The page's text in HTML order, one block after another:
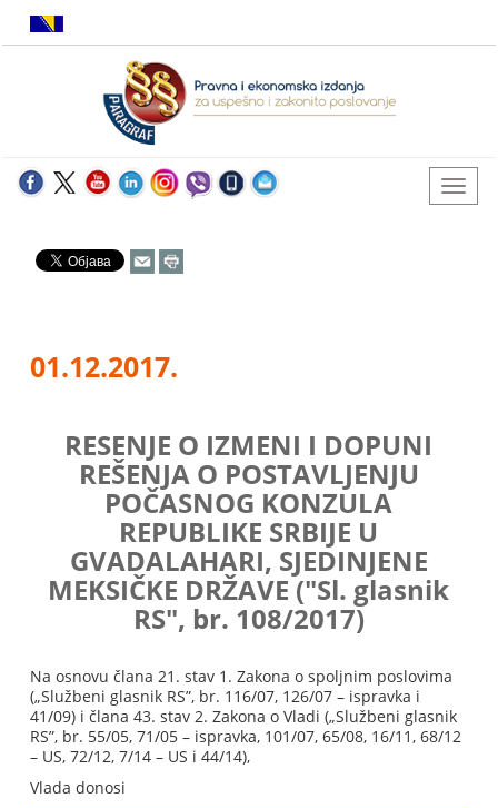
01.12.2017.
RESENJE O IZMENI I DOPUNI
REŠENJA O POSTAVLJENJU
POČASNOG KONZULA
REPUBLIKE SRBIJE U
GVADALAHARI, SJEDINJENE
MEKSIČKE DRŽAVE ("Sl. glasnik
RS", br. 108/2017)
Na osnovu člana 21. stav 1. Zakona o spoljnim poslovima
(„Službeni glasnik RS”, br. 116/07, 126/07 – ispravka i
41/09) i člana 43. stav 2. Zakona o Vladi („Službeni glasnik
RS”, br. 55/05, 71/05 – ispravka, 101/07, 65/08, 16/11, 68/12
– US, 72/12, 7/14 – US i 44/14),
Vlada donosi